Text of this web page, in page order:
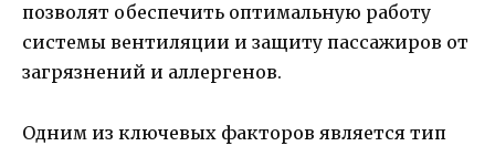
позволят обеспечить оптимальную работу
системы вентиляции и защиту пассажиров от
загрязнений и аллергенов.
Одним из ключевых факторов является тип